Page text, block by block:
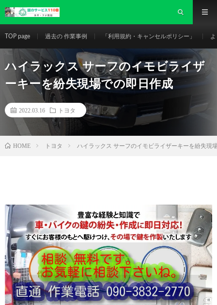
TOP page 過去の 作業事例 「利用規約・キャンセルポリシー」
ハイラックス サーフのイモビライザ
ーキーを紛失現場での即日作成
2022.03.16 トヨタ
HOME トヨタ ハイラックス サーフのイモビライザーキーを紛失現